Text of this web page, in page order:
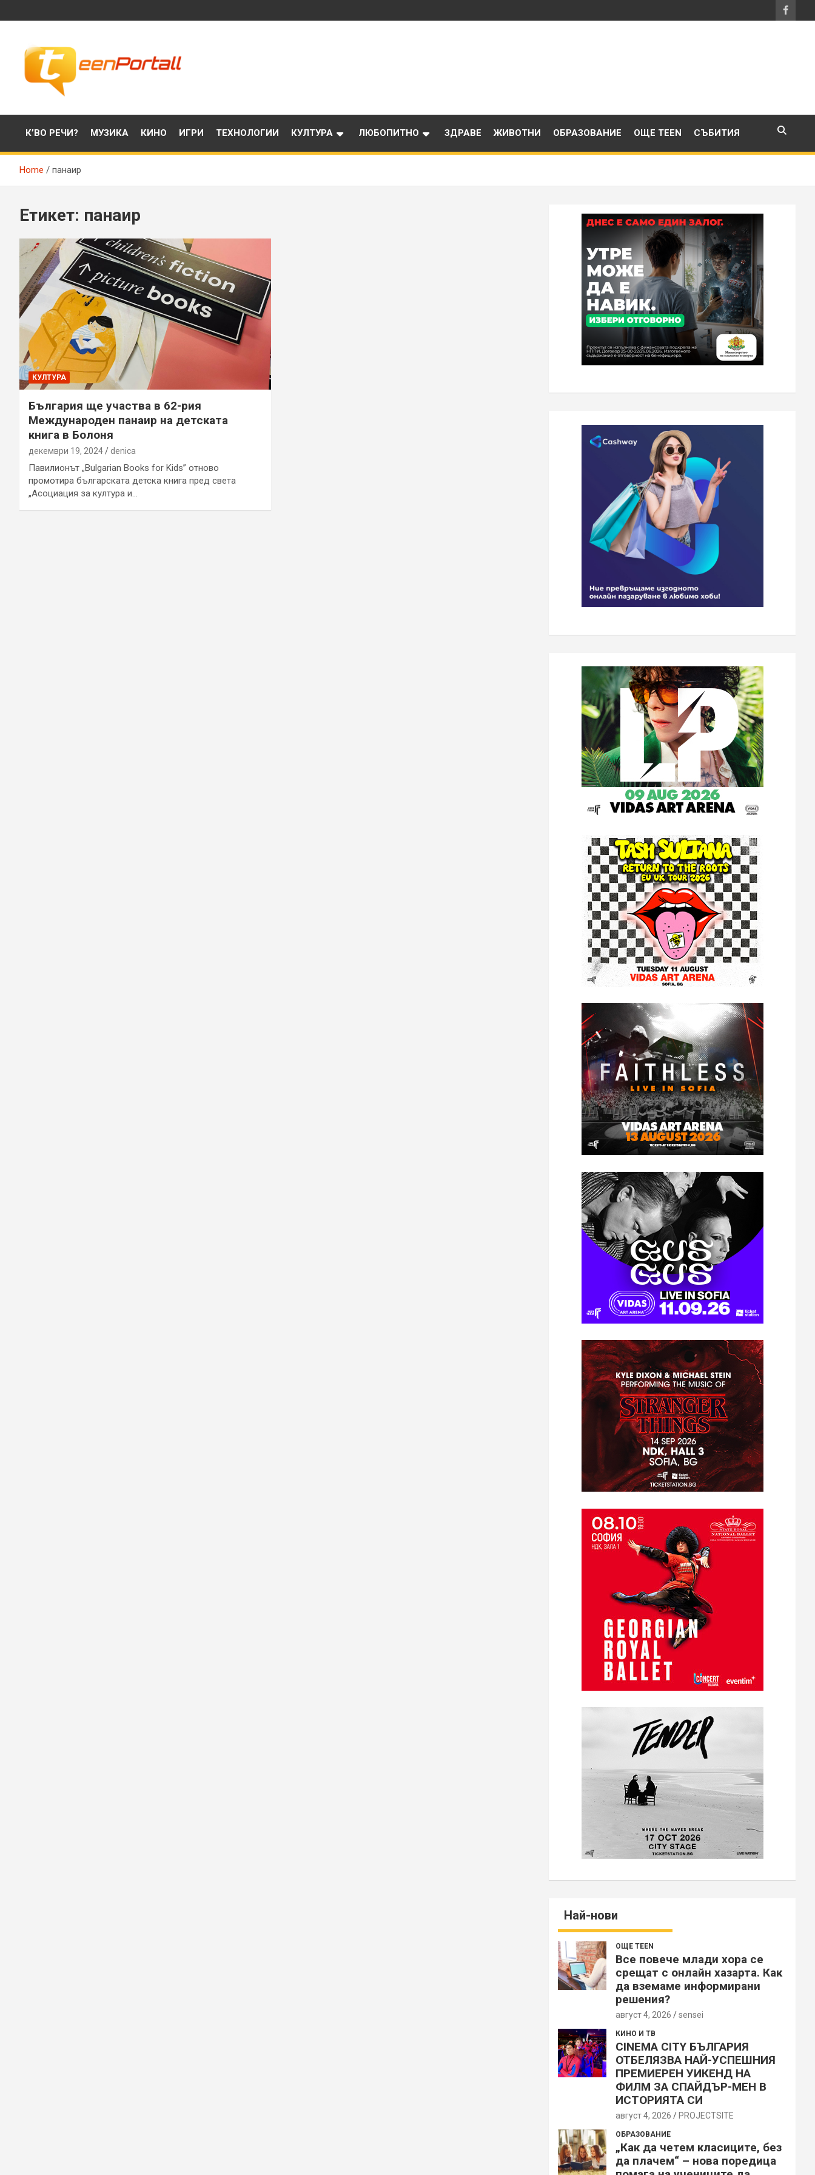
to
TeenPortall
К’ВО РЕЧИ? МУЗИКА КИНО ИГРИ ТЕХНОЛОГИИ КУЛТУРА ЛЮБОПИТНО ЗДРАВЕ ЖИВОТНИ ОБРАЗОВАНИЕ ОЩЕ TEEN СЪБИТИЯ
Home панаир
Етикет: панаир
КУЛТУРА
България ще участва в 62-рия
Международен панаир на детската
книга в Болоня
декември 19, 2024 denica
Павилионът „Bulgarian Books for Kids” отново
промотира българската детска книга пред света
„Асоциация за култура и…
Най-нови
ОЩЕ TEEN
Все повече млади хора се
срещат с онлайн хазарта. Как
да вземаме информирани
решения?
август 4, 2026 sensei
КИНО И ТВ
CINEMA CITY БЪЛГАРИЯ
ОТБЕЛЯЗВА НАЙ-УСПЕШНИЯ
ПРЕМИЕРЕН УИКЕНД НА
ФИЛМ ЗА СПАЙДЪР-МЕН В
ИСТОРИЯТА СИ
август 4, 2026 PROJECTSITЕ
ОБРАЗОВАНИЕ
„Как да четем класиците, без
да плачем“ – нова поредица